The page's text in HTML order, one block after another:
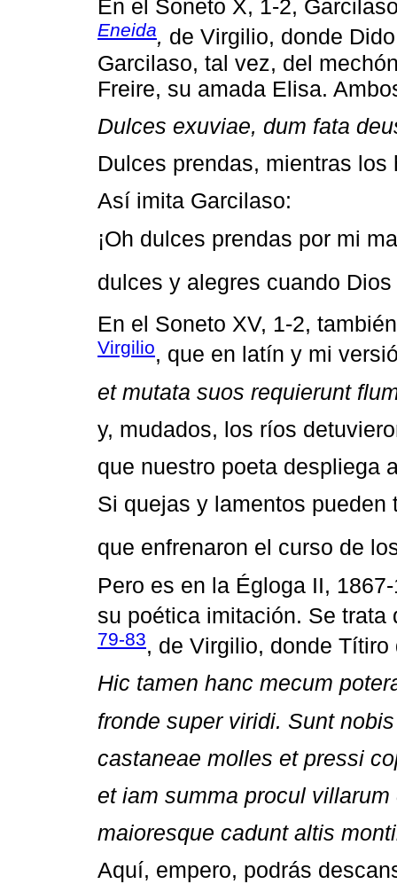
En el Soneto X, 1-2,
Eneida, de Virgilio, donde
Garcilaso, tal vez, del
Freire, su amada Elisa.
Dulces exuviae, dum fata
Dulces prendas, mientras
Así imita Garcilaso:
¡Oh dulces prendas por mi
dulces y alegres cuando
En el Soneto XV, 1-2,
Virgilio, que en latín y mi
et mutata suos requierunt
y, mudados, los ríos
que nuestro poeta despliega
Si quejas y lamentos pueden
que enfrenaron el curso de
Pero es en la Égloga II,
su poética imitación. Se
79-83, de Virgilio, donde
Hic tamen hanc mecum
fronde super viridi. Sunt
castaneae molles et pressi
et iam summa procul
maioresque cadunt altis
Aquí, empero, podrás